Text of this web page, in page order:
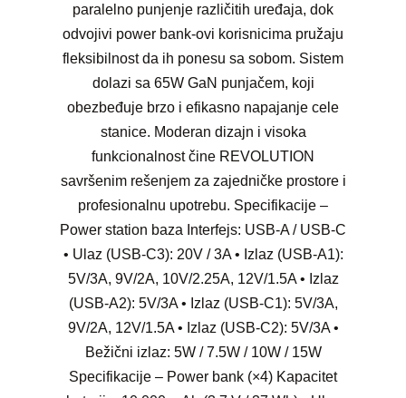
paralelno punjenje različitih uređaja, dok
odvojivi power bank-ovi korisnicima pružaju
fleksibilnost da ih ponesu sa sobom. Sistem
dolazi sa 65W GaN punjačem, koji
obezbeđuje brzo i efikasno napajanje cele
stanice. Moderan dizajn i visoka
funkcionalnost čine REVOLUTION
savršenim rešenjem za zajedničke prostore i
profesionalnu upotrebu. Specifikacije –
Power station baza Interfejs: USB-A / USB-C
• Ulaz (USB-C3): 20V / 3A • Izlaz (USB-A1):
5V/3A, 9V/2A, 10V/2.25A, 12V/1.5A • Izlaz
(USB-A2): 5V/3A • Izlaz (USB-C1): 5V/3A,
9V/2A, 12V/1.5A • Izlaz (USB-C2): 5V/3A •
Bežični izlaz: 5W / 7.5W / 10W / 15W
Specifikacije – Power bank (×4) Kapacitet